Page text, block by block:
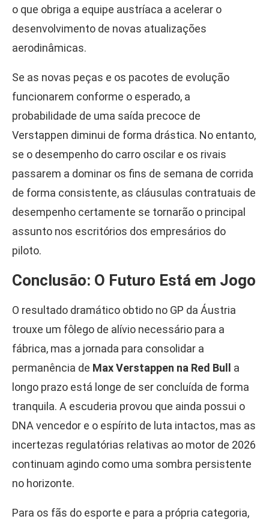
o que obriga a equipe austríaca a acelerar o
desenvolvimento de novas atualizações
aerodinâmicas.
Se as novas peças e os pacotes de evolução
funcionarem conforme o esperado, a
probabilidade de uma saída precoce de
Verstappen diminui de forma drástica. No entanto,
se o desempenho do carro oscilar e os rivais
passarem a dominar os fins de semana de corrida
de forma consistente, as cláusulas contratuais de
desempenho certamente se tornarão o principal
assunto nos escritórios dos empresários do
piloto.
Conclusão: O Futuro Está em Jogo
O resultado dramático obtido no GP da Áustria
trouxe um fôlego de alívio necessário para a
fábrica, mas a jornada para consolidar a
permanência de Max Verstappen na Red Bull
a
longo prazo está longe de ser concluída de forma
tranquila. A escuderia provou que ainda possui o
DNA vencedor e o espírito de luta intactos, mas as
incertezas regulatórias relativas ao motor de 2026
continuam agindo como uma sombra persistente
no horizonte.
Para os fãs do esporte e para a própria categoria,